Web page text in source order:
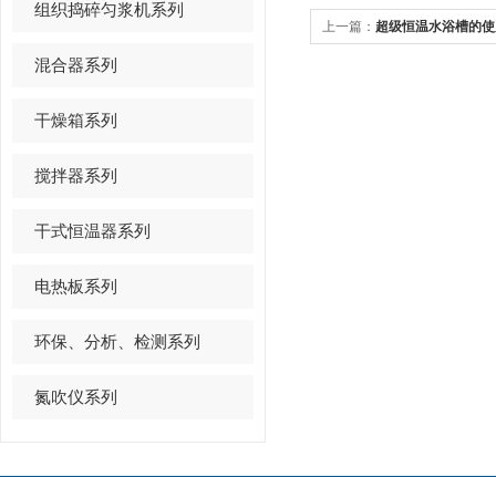
组织捣碎匀浆机系列
混合器系列
干燥箱系列
搅拌器系列
干式恒温器系列
电热板系列
环保、分析、检测系列
氮吹仪系列
上一篇： 超级恒温水浴槽的